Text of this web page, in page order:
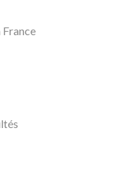
France